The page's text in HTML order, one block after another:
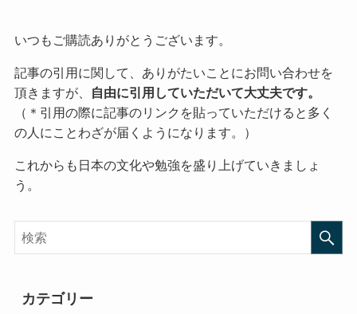
いつもご購読ありがとうございます。
記事の引用に関して、ありがたいことにお問い合わせを
頂きますが、
自由に引用していただいて大丈夫です。
（＊引用の際に記事のリンクを貼っていただけると多く
の人にことわざが届くようになります。）
これからも日本の文化や勉強を盛り上げていきましょ
う。
カテゴリー